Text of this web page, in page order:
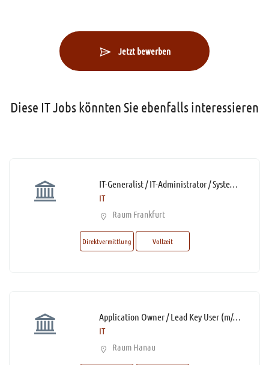
Jetzt bewerben
Diese IT Jobs könnten Sie ebenfalls interessieren
IT-Generalist / IT-Administrator / Systemadministrator (m/w/d) * mit Homeoffice-Anteil
IT
Raum Frankfurt
Direktvermittlung Vollzeit
Application Owner / Lead Key User (m/w/d)*
IT
Raum Hanau